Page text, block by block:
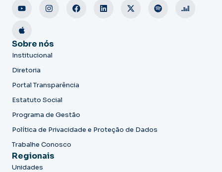
Sobre nós
Institucional
Diretoria
Portal Transparência
Estatuto Social
Programa de Gestão
Política de Privacidade e Proteção de Dados
Trabalhe Conosco
Regionais
Unidades